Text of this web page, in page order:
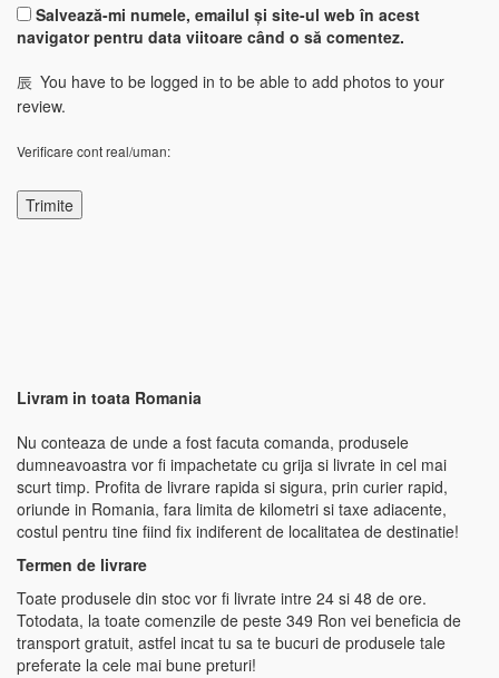
Salvează-mi numele, emailul și site-ul web în acest
navigator pentru data viitoare când o să comentez.
You have to be logged in to be able to add photos to your
review.
Verificare cont real/uman:
Livram in toata Romania
Nu conteaza de unde a fost facuta comanda, produsele
dumneavoastra vor fi impachetate cu grija si livrate in cel mai
scurt timp. Profita de livrare rapida si sigura, prin curier rapid,
oriunde in Romania, fara limita de kilometri si taxe adiacente,
costul pentru tine fiind fix indiferent de localitatea de destinatie!
Termen de livrare
Toate produsele din stoc vor fi livrate intre 24 si 48 de ore.
Totodata, la toate comenzile de peste 349 Ron vei beneficia de
transport gratuit, astfel incat tu sa te bucuri de produsele tale
preferate la cele mai bune preturi!